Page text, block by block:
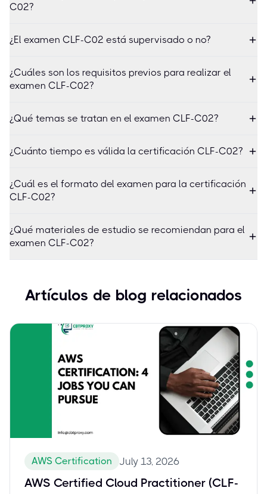
C02?
¿El examen CLF-C02 está supervisado o no?
¿Cuáles son los requisitos previos para realizar el
examen CLF-C02?
¿Qué temas se tratan en el examen CLF-C02?
¿Cuánto tiempo es válida la certificación CLF-C02?
¿Cuál es el formato del examen para la certificación
CLF-C02?
¿Qué materiales de estudio se recomiendan para el
examen CLF-C02?
Artículos de blog relacionados
AWS Certification July 13, 2026
AWS Certified Cloud Practitioner (CLF-